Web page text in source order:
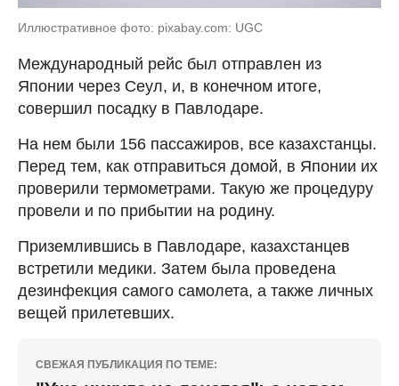
Иллюстративное фото: pixabay.com: UGC
Международный рейс был отправлен из
Японии через Сеул, и, в конечном итоге,
совершил посадку в Павлодаре.
На нем были 156 пассажиров, все казахстанцы.
Перед тем, как отправиться домой, в Японии их
проверили термометрами. Такую же процедуру
провели и по прибытии на родину.
Приземлившись в Павлодаре, казахстанцев
встретили медики. Затем была проведена
дезинфекция самого самолета, а также личных
вещей прилетевших.
СВЕЖАЯ ПУБЛИКАЦИЯ ПО ТЕМЕ: